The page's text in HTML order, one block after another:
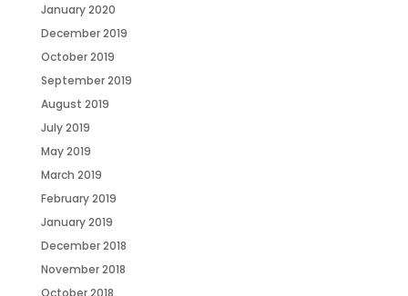
January 2020
December 2019
October 2019
September 2019
August 2019
July 2019
May 2019
March 2019
February 2019
January 2019
December 2018
November 2018
October 2018